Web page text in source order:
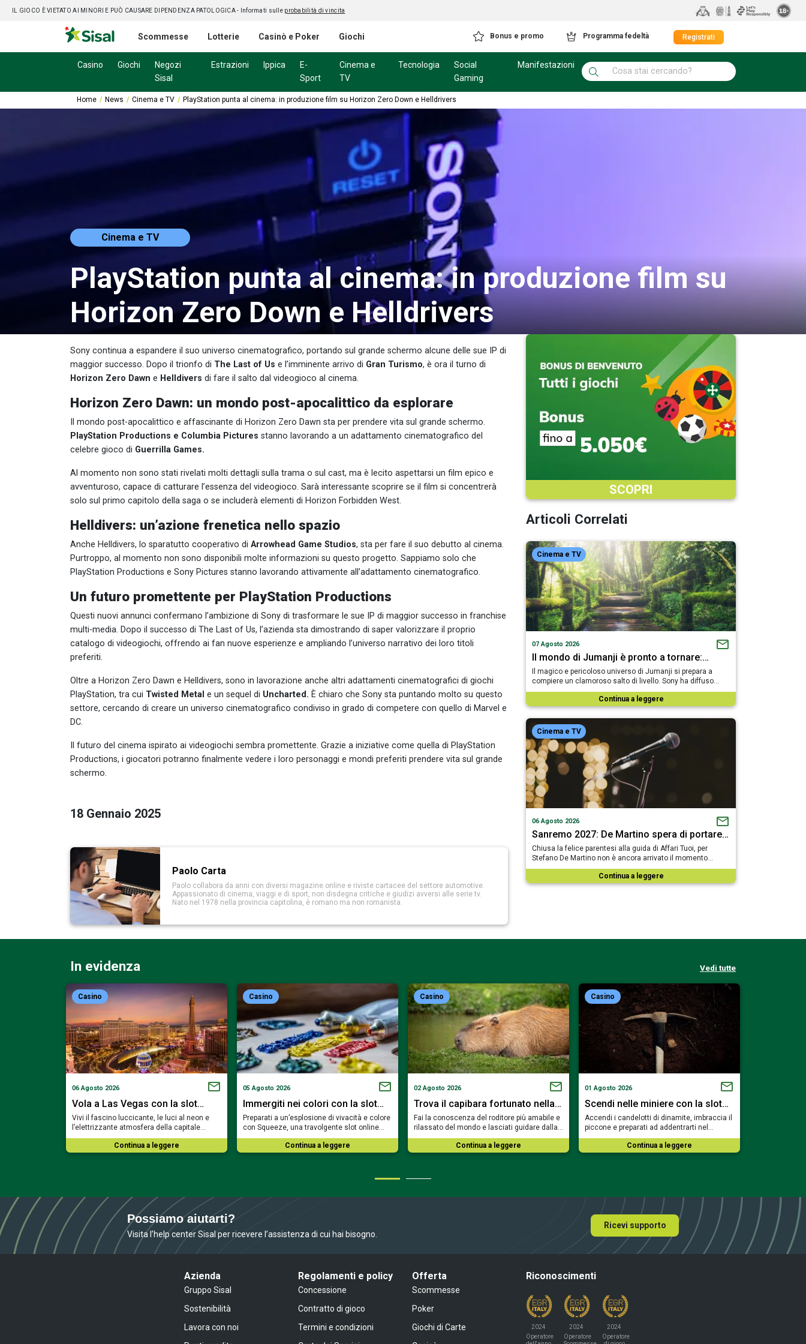
IL GIOCO È VIETATO AI MINORI E PUÒ CAUSARE DIPENDENZA PATOLOGICA - Informati sulle probabilità di vincita
Scommesse Lotterie Casinò e Poker Giochi Bonus e promo Programma fedeltà Registrati
Casino Giochi
Negozi
Sisal
Estrazioni Ippica
E-
Sport
Cinema e
TV
Tecnologia
Social
Gaming
Manifestazioni
Home News Cinema e TV PlayStation punta al cinema: in produzione film su Horizon Zero Down e Helldrivers
Cinema e TV
PlayStation punta al cinema: in produzione film su
Horizon Zero Down e Helldrivers
Sony continua a espandere il suo universo cinematografico, portando sul grande schermo alcune delle sue IP di
maggior successo. Dopo il trionfo di The Last of Us e l’imminente arrivo di Gran Turismo, è ora il turno di
Horizon Zero Dawn e Helldivers di fare il salto dal videogioco al cinema.
Horizon Zero Dawn: un mondo post-apocalittico da esplorare
Il mondo post-apocalittico e affascinante di Horizon Zero Dawn sta per prendere vita sul grande schermo.
PlayStation Productions e Columbia Pictures stanno lavorando a un adattamento cinematografico del
celebre gioco di Guerrilla Games.
Al momento non sono stati rivelati molti dettagli sulla trama o sul cast, ma è lecito aspettarsi un film epico e
avventuroso, capace di catturare l’essenza del videogioco. Sarà interessante scoprire se il film si concentrerà
solo sul primo capitolo della saga o se includerà elementi di Horizon Forbidden West.
Helldivers: un’azione frenetica nello spazio
Anche Helldivers, lo sparatutto cooperativo di Arrowhead Game Studios, sta per fare il suo debutto al cinema.
Purtroppo, al momento non sono disponibili molte informazioni su questo progetto. Sappiamo solo che
PlayStation Productions e Sony Pictures stanno lavorando attivamente all’adattamento cinematografico.
Un futuro promettente per PlayStation Productions
Questi nuovi annunci confermano l’ambizione di Sony di trasformare le sue IP di maggior successo in franchise
multi-media. Dopo il successo di The Last of Us, l’azienda sta dimostrando di saper valorizzare il proprio
catalogo di videogiochi, offrendo ai fan nuove esperienze e ampliando l’universo narrativo dei loro titoli
preferiti.
Oltre a Horizon Zero Dawn e Helldivers, sono in lavorazione anche altri adattamenti cinematografici di giochi
PlayStation, tra cui Twisted Metal e un sequel di Uncharted. È chiaro che Sony sta puntando molto su questo
settore, cercando di creare un universo cinematografico condiviso in grado di competere con quello di Marvel e
DC.
Il futuro del cinema ispirato ai videogiochi sembra promettente. Grazie a iniziative come quella di PlayStation
Productions, i giocatori potranno finalmente vedere i loro personaggi e mondi preferiti prendere vita sul grande
schermo.
18 Gennaio 2025
Paolo Carta
Paolo collabora da anni con diversi magazine online e riviste cartacee del settore automotive.
Appassionato di cinema, viaggi e di sport, non disdegna critiche e giudizi avversi alle serie tv.
Nato nel 1978 nella provincia capitolina, è romano ma non romanista.
SCOPRI
Articoli Correlati
Cinema e TV
07 Agosto 2026
Il mondo di Jumanji è pronto a tornare:…
Il magico e pericoloso universo di Jumanji si prepara a
compiere un clamoroso salto di livello. Sony ha diffuso…
Continua a leggere
Cinema e TV
06 Agosto 2026
Sanremo 2027: De Martino spera di portare…
Chiusa la felice parentesi alla guida di Affari Tuoi, per
Stefano De Martino non è ancora arrivato il momento…
Continua a leggere
In evidenza Vedi tutte
Casino
06 Agosto 2026
Vola a Las Vegas con la slot…
Vivi il fascino luccicante, le luci al neon e
l’elettrizzante atmosfera della capitale…
Continua a leggere
Casino
05 Agosto 2026
Immergiti nei colori con la slot…
Preparati a un’esplosione di vivacità e colore
con Squeeze, una travolgente slot online…
Continua a leggere
Casino
02 Agosto 2026
Trova il capibara fortunato nella…
Fai la conoscenza del roditore più amabile e
rilassato del mondo e lasciati guidare dalla…
Continua a leggere
Casino
01 Agosto 2026
Scendi nelle miniere con la slot…
Accendi i candelotti di dinamite, imbraccia il
piccone e preparati ad addentrarti nel…
Continua a leggere
Possiamo aiutarti?
Visita l’help center Sisal per ricevere l’assistenza di cui hai bisogno.
Ricevi supporto
Azienda
Gruppo Sisal
Sostenibilità
Lavora con noi
Regolamenti e policy
Concessione
Contratto di gioco
Termini e condizioni
Offerta
Scommesse
Poker
Giochi di Carte
Riconoscimenti
2024
Operatore
2024
Operatore
2024
Operatore